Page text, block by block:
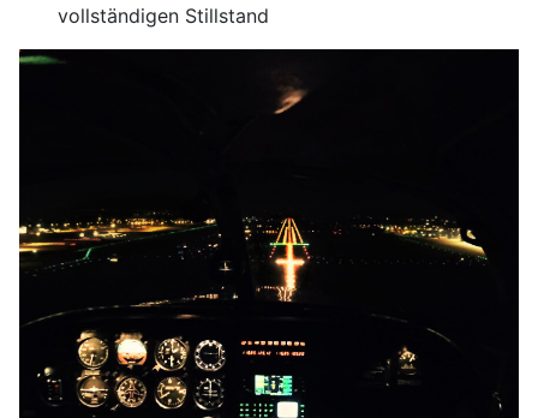
vollständigen Stillstand